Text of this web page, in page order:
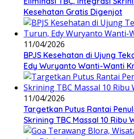
Kesehatan Gratis Digenjot
11/04/2026
BPJS Kesehatan di Ujung
Edy Wuryanto Wanti-Wanti
11/04/2026
‎Targetkan Putus Rantai
Skrining TBC Massal 10 Ribu